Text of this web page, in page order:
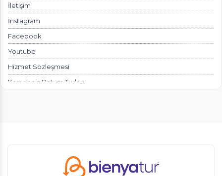
İletişim
İnstagram
Facebook
Youtube
Hizmet Sözleşmesi
Karadeniz Batum Turları